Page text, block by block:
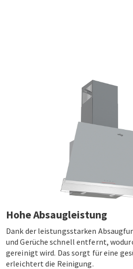
Hohe Absaugleistung
Dank der leistungsstarken
und Gerüche schnell entfernt,
gereinigt wird. Das sorgt für eine
erleichtert die Reinigung.